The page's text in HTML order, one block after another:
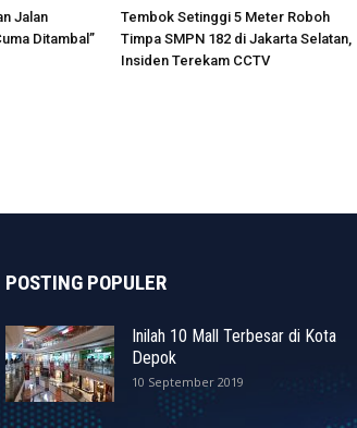
Jalan
Ditambal”
Tembok Setinggi 5 Meter Roboh
Timpa SMPN 182 di Jakarta Selatan,
Insiden Terekam CCTV
POSTING POPULER
Inilah 10 Mall Terbesar di Kota
Depok
10 September 2019